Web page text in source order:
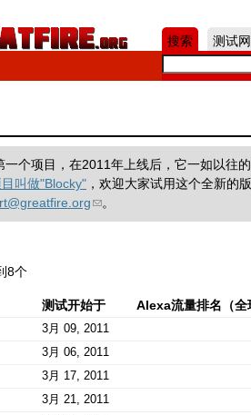
搜索 测试
个项目，在2011年上线后，它一如以往
叫做"Blocky" ，欢迎大家试用这个全新的
。
8个
测试开始于
Alexa流量排名（全
3月 09, 2011
3月 06, 2011
3月 17, 2011
3月 21, 2011